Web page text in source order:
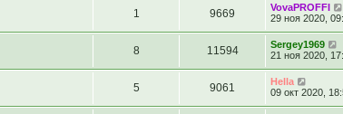
1 9669
VovaPROFFI
29 ноя 2020,
8 11594
Sergey1969
21 ноя 2020,
5 9061
Hella
09 окт 2020,